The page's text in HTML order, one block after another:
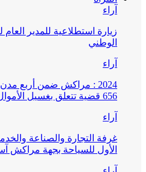
آراء
زيارة استطلاعية للمدير
الوطني
آراء
2024 : مراكش ضمن أربع
656 قضية تتعلق بغسيل الأموال
آراء
غرفة التجارة والصناعة
الأول للسياحة بجهة مراكش